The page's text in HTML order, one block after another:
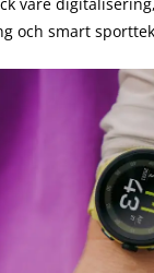
och smart